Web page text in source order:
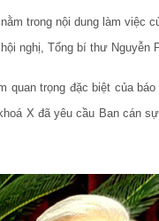
trong nội dung làm việc
nghị, Tổng bí thư Nguyễn
trọng đặc biệt của
X đã yêu cầu Ban cán